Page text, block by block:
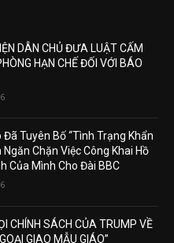
DÂN CHỦ ĐƯA LUẬT CẤM
HẠN CHẾ ĐỐI VỚI BÁO
Đã Tuyên Bố “Tình Trạng Khẩn
Ngăn Chặn Việc Công Khai Hồ
Của Mình Cho Đài BBC
CHÍNH SÁCH CỦA TRUMP VỀ
GIAO MẪU GIÁO”